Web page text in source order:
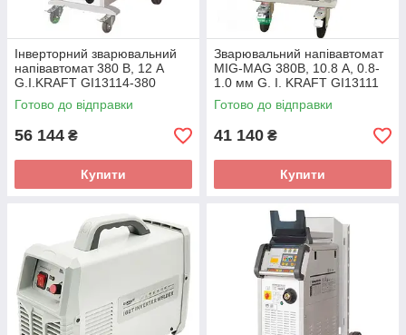
Інверторний зварювальний
напівавтомат 380 В, 12 А
G.I.KRAFT GI13114-380
Готово до відправки
56 144 ₴
Купити
Зварювальний напівавтомат
MIG-MAG 380В, 10.8 А, 0.8-
1.0 мм G. I. KRAFT GI13111
Готово до відправки
41 140 ₴
Купити